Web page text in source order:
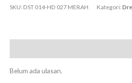
SKU: DST 014-HD 027 MERAH Kategori:
Belum ada ulasan.